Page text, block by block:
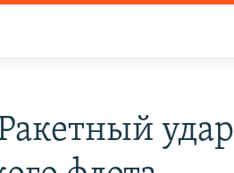
удар